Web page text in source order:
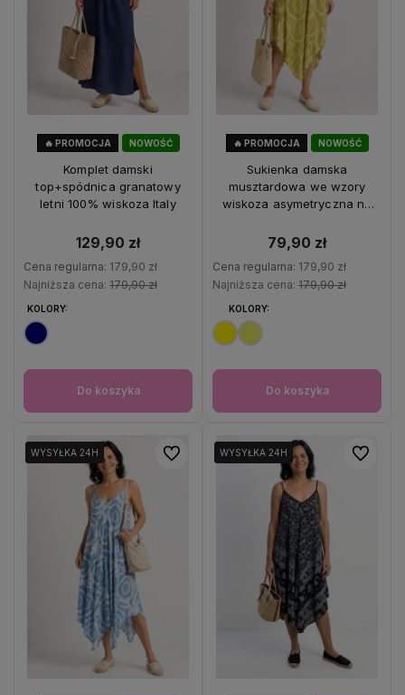
NOWOŚĆ
🔥 PROMOCJA
Komplet damski
top+spódnica granatowy
letni 100% wiskoza Italy
129,90 zł
Cena regularna: 179,90 zł
Najniższa cena: 179,90 zł
KOLORY:
Do koszyka
NOWOŚĆ
🔥 PROMOCJA
Sukienka damska
musztardowa we wzory
wiskoza asymetryczna na
79,90 zł
Cena regularna: 179,90 zł
Najniższa cena: 179,90 zł
KOLORY:
Do koszyka
WYSYŁKA 24H
WYSYŁKA 24H Do ulubionychWYSYŁKA 24H
WYSYŁKA 24H Do